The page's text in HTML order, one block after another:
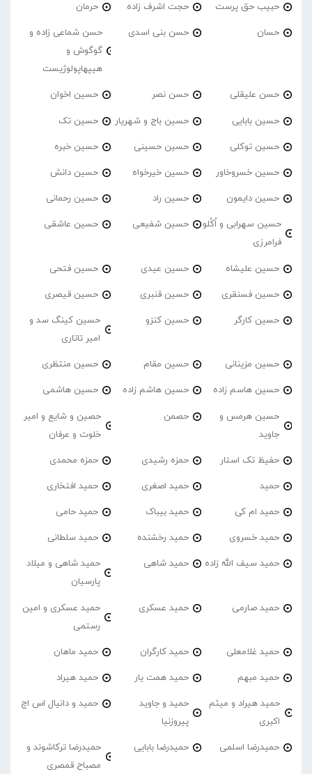
حبیب حق پرست حجت اشرف زاده حرمان
حسان حسن بنی اسدی
حسن شماعی زاده و
گوگوش و
هیپهاپولوژیست
حسن علیقلی حسن نصر حسین اخوان
حسین بابایی حسین باج و شهریار حسین تک
حسین توکلی حسین حسینی حسین خبره
حسین خسروخاور حسین خیرخواه حسین دانش
حسین دایمون حسین راد حسین رحمانی
حسین سهرابی و اُکُلو
فرامرزی
حسین شفیعی حسین عاشقی
حسین علیشاه حسین عیدی حسین فتحی
حسین فسنقری حسین قنبری حسین قیصری
حسین کارگر حسین کنزو
حسین کینگ سد و
امیر تاتاری
حسین مزینانی حسین مقام حسین منتظری
حسین هاسم زاده حسین هاشم زاده حسین هاشمی
حسین هرمس و
جاوید
حصمن
حصین و شایع و امیر
خلوت و عرفان
حفیظ تک استار حمزه رشیدی حمزه محمدی
حمید حمید اصغری حمید افتخاری
حمید ام کی حمید بیباک حمید حامی
حمید خسروی حمید رخشنده حمید سلطانی
حمید سیف الله زاده حمید شاهی
حمید شاهی و میلاد
پارسیان
حمید صارمی حمید عسکری
حمید عسکری و امین
رستمی
حمید غلامعلی حمید کارگران حمید ماهان
حمید مبهم حمید همت یار حمید هیراد
حمید هیراد و میثم
اکبری
حمید و جاوید
پیروزنیا
حمید و دانیال اس اچ
حمیدرضا اسلمی حمیدرضا بابایی
حمیدرضا ترکاشوند و
مصباح قمصری